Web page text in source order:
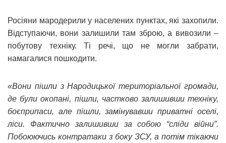
Росіяни мародерили у населених пунктах, які захопили.
Відступаючи, вони залишили там зброю, а вивозили –
побутову техніку. Ті речі, що не могли забрати,
намагалися пошкодити.
«Вони пішли з Народицької територіальної громади,
де були окопані, пішли, частково залишивши техніку,
боєприпаси, але пішли, замінувавши приватні оселі,
ліси. Фактично залишивши за собою “сліди війни”.
Побоюючись контратаки з боку ЗСУ, а потім тікаючи